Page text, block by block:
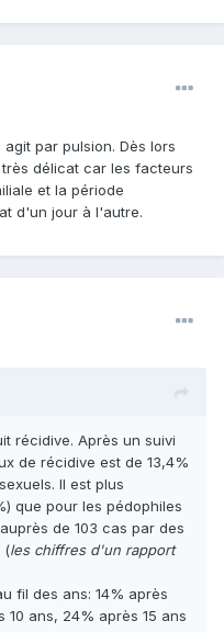
par pulsion. Dès lors
délicat car les facteurs
et la période
d'un jour à l'autre.
récidive. Après un suivi
de récidive est de 13,4%
Il est plus
que pour les pédophiles
de 103 cas par des
(les chiffres d'un rapport
fil des ans: 14% après
ans, 24% après 15 ans